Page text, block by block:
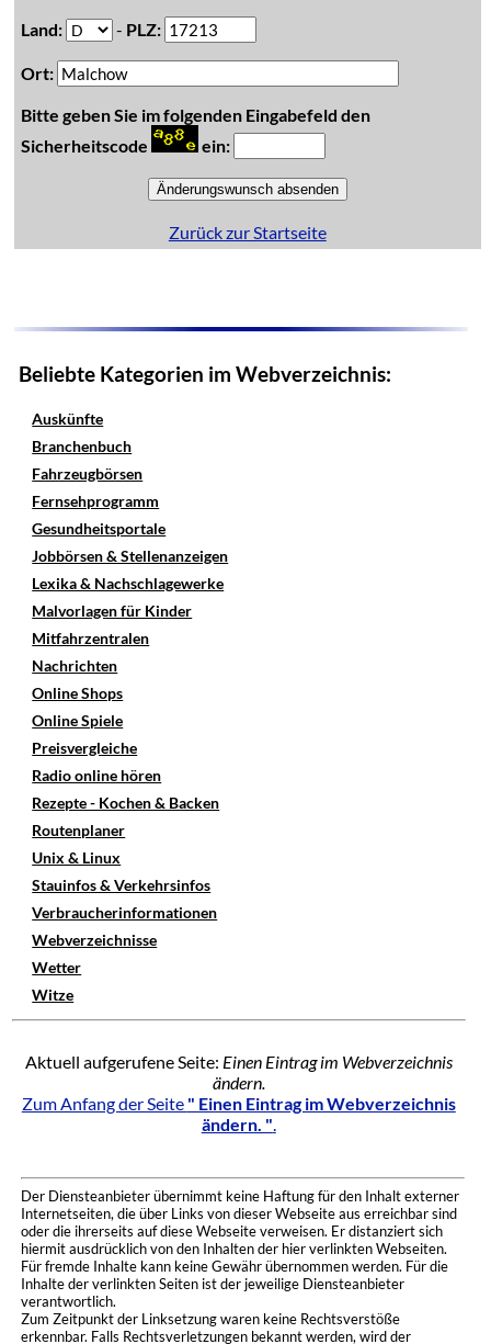
Land:
- PLZ:
Ort:
Bitte geben Sie im folgenden Eingabefeld den
Sicherheitscode
ein:
Zurück zur Startseite
Beliebte Kategorien im Webverzeichnis:
Auskünfte
Branchenbuch
Fahrzeugbörsen
Fernsehprogramm
Gesundheitsportale
Jobbörsen & Stellenanzeigen
Lexika & Nachschlagewerke
Malvorlagen für Kinder
Mitfahrzentralen
Nachrichten
Online Shops
Online Spiele
Preisvergleiche
Radio online hören
Rezepte - Kochen & Backen
Routenplaner
Unix & Linux
Stauinfos & Verkehrsinfos
Verbraucherinformationen
Webverzeichnisse
Wetter
Witze
Aktuell aufgerufene Seite: Einen Eintrag im Webverzeichnis
ändern.
Zum Anfang der Seite " Einen Eintrag im Webverzeichnis
ändern. ".
Der Diensteanbieter übernimmt keine Haftung für den Inhalt externer
Internetseiten, die über Links von dieser Webseite aus erreichbar sind
oder die ihrerseits auf diese Webseite verweisen. Er distanziert sich
hiermit ausdrücklich von den Inhalten der hier verlinkten Webseiten.
Für fremde Inhalte kann keine Gewähr übernommen werden. Für die
Inhalte der verlinkten Seiten ist der jeweilige Diensteanbieter
verantwortlich.
Zum Zeitpunkt der Linksetzung waren keine Rechtsverstöße
erkennbar. Falls Rechtsverletzungen bekannt werden, wird der